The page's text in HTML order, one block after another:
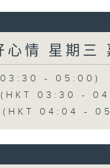
情 星期三
- 05:00)
(HKT 03:30 -
(HKT 04:04 -